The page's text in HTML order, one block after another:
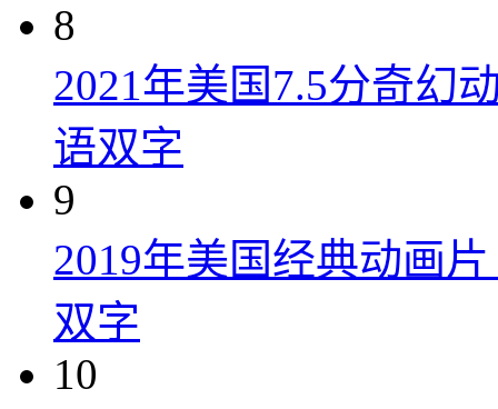
8
2021年美国7.5分奇幻
语双字
9
2019年美国经典动画
双字
10